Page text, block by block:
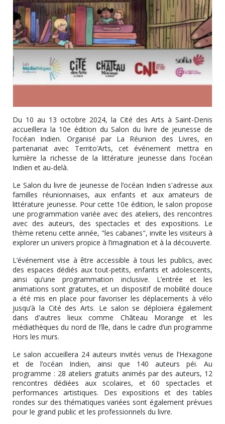
Du 10 au 13 octobre 2024, la Cité des Arts à Saint-Denis
accueillera la 10e édition du Salon du livre de jeunesse de
l’océan Indien. Organisé par La Réunion des Livres, en
partenariat avec Territo’Arts, cet événement mettra en
lumière la richesse de la littérature jeunesse dans l’océan
Indien et au-delà.
Le Salon du livre de jeunesse de l’océan Indien s'adresse aux
familles réunionnaises, aux enfants et aux amateurs de
littérature jeunesse. Pour cette 10e édition, le salon propose
une programmation variée avec des ateliers, des rencontres
avec des auteurs, des spectacles et des expositions. Le
thème retenu cette année, "les cabanes", invite les visiteurs à
explorer un univers propice à l’imagination et à la découverte.
L’événement vise à être accessible à tous les publics, avec
des espaces dédiés aux tout-petits, enfants et adolescents,
ainsi qu’une programmation inclusive. L’entrée et les
animations sont gratuites, et un dispositif de mobilité douce
a été mis en place pour favoriser les déplacements à vélo
jusqu’à la Cité des Arts. Le salon se déploiera également
dans d'autres lieux comme Château Morange et les
médiathèques du nord de l’île, dans le cadre d’un programme
Hors les murs.
Le salon accueillera 24 auteurs invités venus de l’Hexagone
et de l’océan Indien, ainsi que 140 auteurs péi. Au
programme : 28 ateliers gratuits animés par des auteurs, 12
rencontres dédiées aux scolaires, et 60 spectacles et
performances artistiques. Des expositions et des tables
rondes sur des thématiques variées sont également prévues
pour le grand public et les professionnels du livre.